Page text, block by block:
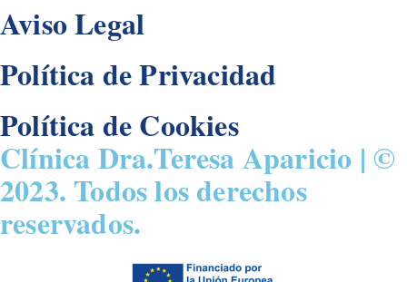
Aviso Legal
Política de Privacidad
Política de Cookies
Clínica Dra.Teresa Aparicio | ©
2023. Todos los derechos
reservados.